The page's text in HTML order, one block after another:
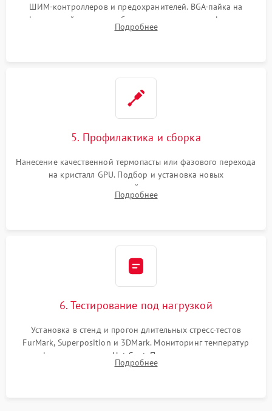
ШИМ-контроллеров и предохранителей. BGA-пайка на
инфракрасной станции реболлинг или замена графического
чипа и дефектной памяти GDDR. Прошивка BIOS
Подробнее
5. Профилактика и сборка
Нанесение качественной термопасты или фазового перехода
на кристалл GPU. Подбор и установка новых
термопрокладок правильной толщины на память и цепи
питания. Монтаж радиатора и бэкплейта, подключение и
Подробнее
6. Тестирование под нагрузкой
Установка в стенд и прогон длительных стресс-тестов
FurMark, Superposition и 3DMark. Мониторинг температур
графического чипа и Hot Spot. Проверка на отсутствие
артефактов изображения, вылетов драйвера и зависаний.
Подробнее